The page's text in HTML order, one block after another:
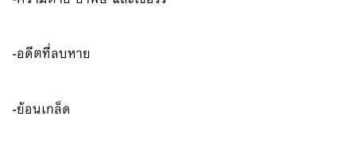
-อดีตที่ลบหาย
-ย้อนเกล็ด